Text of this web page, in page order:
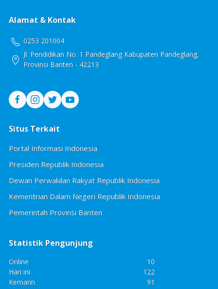
Alamat & Kontak
0253 201004
Jl. Pendidikan No. 1 Pandeglang Kabupaten Pandeglang,
Provinsi Banten - 42213
Situs Terkait
Portal Informasi Indonesia
Presiden Republik Indonesia
Dewan Perwakilan Rakyat Republik Indonesia
Kementrian Dalam Negeri Republik Indonesia
Pemerintah Provinsi Banten
Statistik Pengunjung
Online
10
Hari ini
122
Kemarin
91